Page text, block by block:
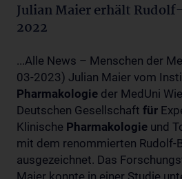
Julian Maier erhält
2022
...Alle News – Menschen der
03-2023) Julian Maier vom
Pharmakologie der MedUni
Deutschen Gesellschaft für
Klinische Pharmakologie und
mit dem renommierten Rudolf-
ausgezeichnet. Das
Maier konnte in einer Studie